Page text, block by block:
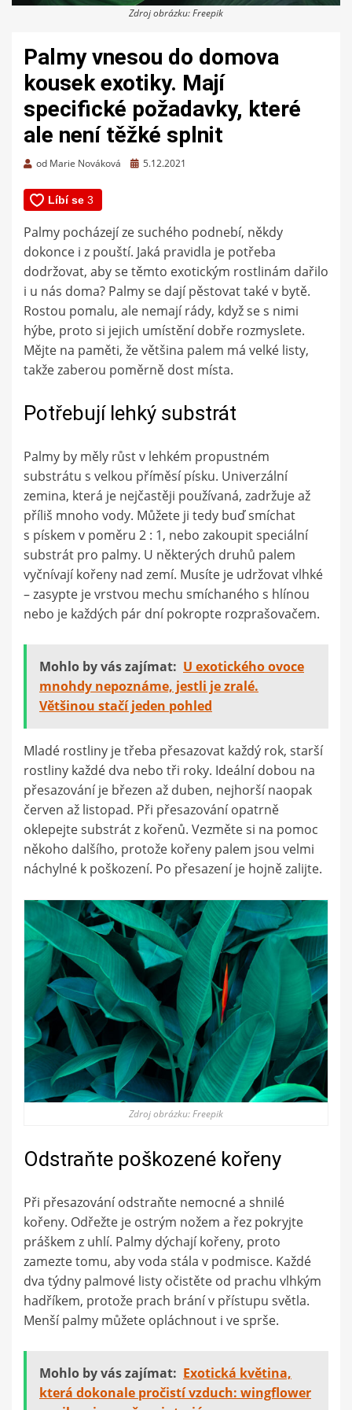
Zdroj obrázku: Freepik
Palmy vnesou do domova
kousek exotiky. Mají
specifické požadavky, které
ale není těžké splnit
od Marie Nováková
Zveřejněno
5.12.2021
Palmy pocházejí ze suchého podnebí, někdy
dokonce i z pouští. Jaká pravidla je potřeba
dodržovat, aby se těmto exotickým rostlinám dařilo
i u nás doma? Palmy se dají pěstovat také v bytě.
Rostou pomalu, ale nemají rády, když se s nimi
hýbe, proto si jejich umístění dobře rozmyslete.
Mějte na paměti, že většina palem má velké listy,
takže zaberou poměrně dost místa.
Potřebují lehký substrát
Palmy by měly růst v lehkém propustném
substrátu s velkou příměsí písku. Univerzální
zemina, která je nejčastěji používaná, zadržuje až
příliš mnoho vody. Můžete ji tedy buď smíchat
s pískem v poměru 2 : 1, nebo zakoupit speciální
substrát pro palmy. U některých druhů palem
vyčnívají kořeny nad zemí. Musíte je udržovat vlhké
– zasypte je vrstvou mechu smíchaného s hlínou
nebo je každých pár dní pokropte rozprašovačem.
Mohlo by vás zajímat: U exotického ovoce
mnohdy nepoznáme, jestli je zralé.
Většinou stačí jeden pohled
Mladé rostliny je třeba přesazovat každý rok, starší
rostliny každé dva nebo tři roky. Ideální dobou na
přesazování je březen až duben, nejhorší naopak
červen až listopad. Při přesazování opatrně
oklepejte substrát z kořenů. Vezměte si na pomoc
někoho dalšího, protože kořeny palem jsou velmi
náchylné k poškození. Po přesazení je hojně zalijte.
Zdroj obrázku: Freepik
Odstraňte poškozené kořeny
Při přesazování odstraňte nemocné a shnilé
kořeny. Odřežte je ostrým nožem a řez pokryjte
práškem z uhlí. Palmy dýchají kořeny, proto
zamezte tomu, aby voda stála v podmisce. Každé
dva týdny palmové listy očistěte od prachu vlhkým
hadříkem, protože prach brání v přístupu světla.
Menší palmy můžete opláchnout i ve sprše.
Mohlo by vás zajímat: Exotická květina,
která dokonale pročistí vzduch: wingflower